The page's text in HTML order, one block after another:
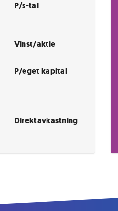
P/s-tal
Vinst/aktie
P/eget kapital
Direktavkastning